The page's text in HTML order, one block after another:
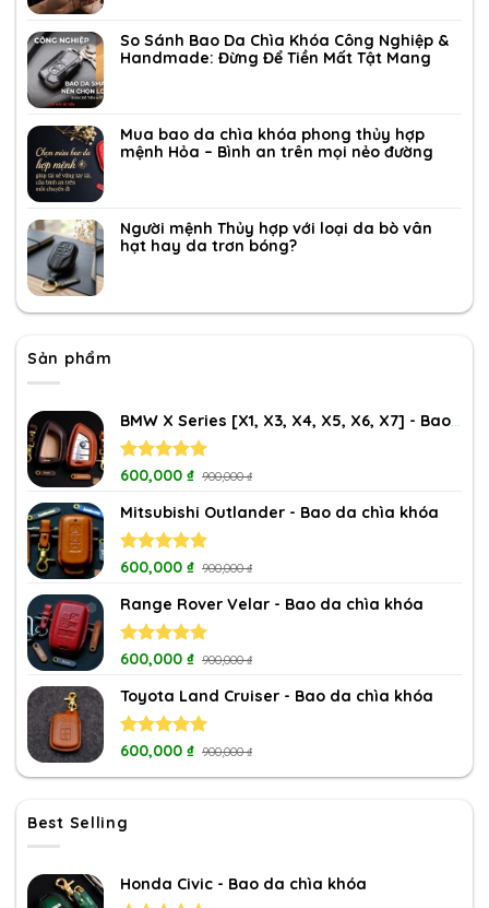
So Sánh Bao Da Chìa Khóa Công Nghiệp &
Handmade: Đừng Để Tiền Mất Tật Mang
Mua bao da chìa khóa phong thủy hợp
mệnh Hỏa – Bình an trên mọi nẻo đường
Người mệnh Thủy hợp với loại da bò vân
hạt hay da trơn bóng?
Sản phẩm
BMW X Series [X1, X3, X4, X5, X6, X7] - Bao da chìa khóa
Rated5.00
600,000 ₫ 900,000₫
Mitsubishi Outlander - Bao da chìa khóa
Rated5.00
600,000 ₫ 900,000₫
Range Rover Velar - Bao da chìa khóa
Rated5.00
600,000 ₫ 900,000₫
Toyota Land Cruiser - Bao da chìa khóa
Rated5.00
600,000 ₫ 900,000₫
Best Selling
Honda Civic - Bao da chìa khóa